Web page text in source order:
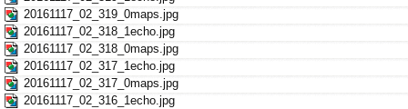
20161117_02_319_0maps.jpg
20161117_02_318_1echo.jpg
20161117_02_318_0maps.jpg
20161117_02_317_1echo.jpg
20161117_02_317_0maps.jpg
20161117_02_316_1echo.jpg